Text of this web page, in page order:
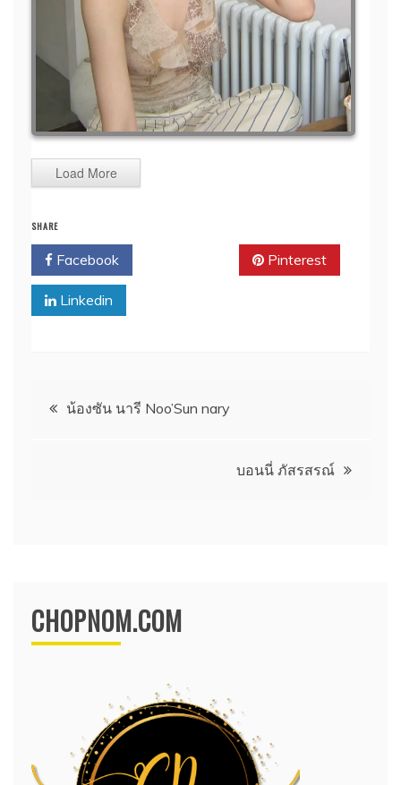
Load More
SHARE
Facebook Pinterest
Linkedin
แนะแนว
น้องซัน นารี Noo’Sun nary
บอนนี่ ภัสรสรณ์
CHOPNOM.COM